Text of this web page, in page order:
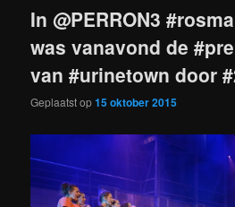
In @PERRON3
was vanavond de
van #urinetown door
Geplaatst op15 oktober 2015